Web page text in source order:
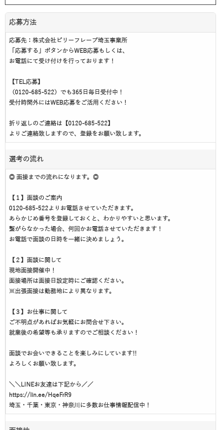
応募方法
応募先：株式会社ビリーフレーブ埼玉事業所
「応募する」ボタンからWEB応募もしくは、
お電話にて受け付けを行っております！
【TEL応募】
（0120-685-522）でも365日毎日受付中！
受付時間外にはWEB応募をご活用ください！
折り返しのご連絡は【0120-685-522】
よりご連絡致しますので、登録をお願い致します。
選考の流れ
◎ 面接までの流れになります。◎
【１】面談のご案内
0120-685-522よりお電話させていただきます。
あらかじめ番号を登録しておくと、わかりやすいと思います。
繋がらなかった場合、何回かお電話させていただきます！
お電話で面談の日時を一緒に決めましょう。
【２】面談に関して
現地面接開催中！
面接場所は面接日設定時にご確認ください。
※出張面接は勤務地により異なります。
【３】お仕事に関して
ご不明点があればお気軽にお問合せ下さい。
就業後の希望等も承りますのでご相談ください！
面談でお会いできることを楽しみにしています!!
よろしくお願い致します。
＼＼LINEお友達は下記から／／
https://lin.ee/HqeFrR9
埼玉・千葉・東京・神奈川に多数お仕事情報配信中！